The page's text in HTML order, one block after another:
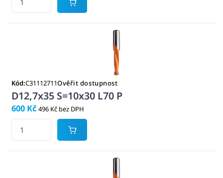
Kód:C31112711Ověřit dostupnost
D12,7x35 S=10x30 L70 P
600 Kč 496 Kč bez DPH